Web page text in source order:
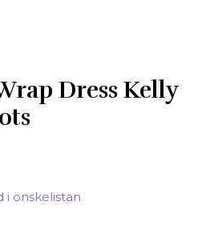
Dress Kelly
i önskelistan